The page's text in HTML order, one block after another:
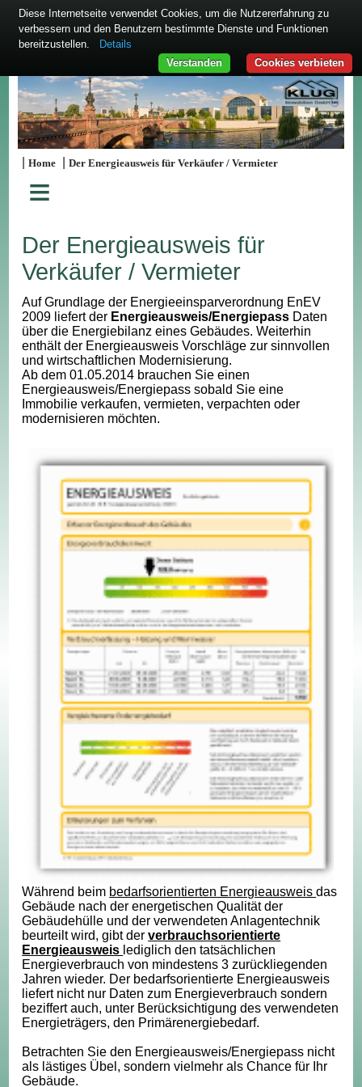
|Home |Der Energieausweis für Verkäufer / Vermieter
≡
Der Energieausweis für
Verkäufer / Vermieter
Auf Grundlage der Energieeinsparverordnung EnEV
2009 liefert der Energieausweis/Energiepass Daten
über die Energiebilanz eines Gebäudes. Weiterhin
enthält der Energieausweis Vorschläge zur sinnvollen
und wirtschaftlichen Modernisierung.
Ab dem 01.05.2014 brauchen Sie einen
Energieausweis/Energiepass sobald Sie eine
Immobilie verkaufen, vermieten, verpachten oder
modernisieren möchten.
Während beim bedarfsorientierten Energieausweisdas
Gebäude nach der energetischen Qualität der
Gebäudehülle und der verwendeten Anlagentechnik
beurteilt wird, gibt derverbrauchsorientierte
Energieausweis lediglich den tatsächlichen
Energieverbrauch von mindestens 3 zurückliegenden
Jahren wieder. Der bedarfsorientierte Energieausweis
liefert nicht nur Daten zum Energieverbrauch sondern
beziffert auch, unter Berücksichtigung des verwendeten
Energieträgers, den Primärenergiebedarf.
Betrachten Sie den Energieausweis/Energiepass nicht
als lästiges Übel, sondern vielmehr als Chance für Ihr
Gebäude.
Diese Internetseite verwendet Cookies, um die Nutzererfahrung zu
verbessern und den Benutzern bestimmte Dienste und Funktionen
bereitzustellen.
Details
Cookies verbieten
Verstanden